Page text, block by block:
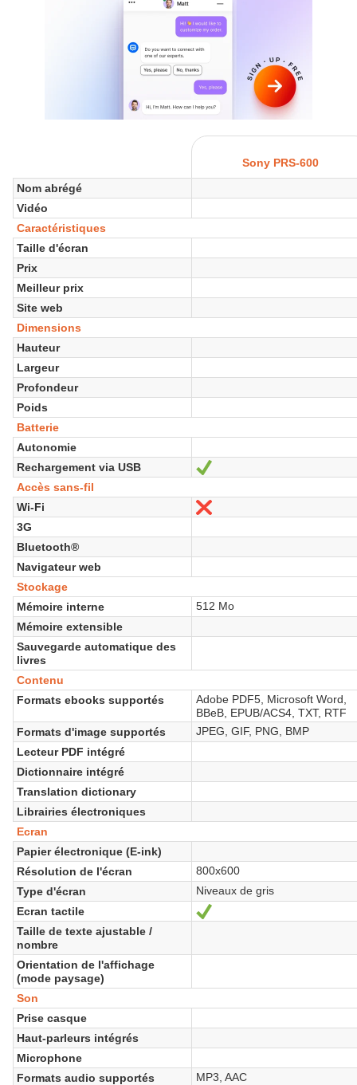
Sony PRS-600
Nom abrégé
Vidéo
Caractéristiques
Taille d'écran
Prix
Meilleur prix
Site web
Dimensions
Hauteur
Largeur
Profondeur
Poids
Batterie
Autonomie
Rechargement via USB
Accès sans-fil
Wi-Fi
Non
3G
Bluetooth®
Navigateur web
Stockage
Mémoire interne
512 Mo
Mémoire extensible
Sauvegarde automatique des
livres
Contenu
Formats ebooks supportés
Adobe PDF5, Microsoft Word,
BBeB, EPUB/ACS4, TXT, RTF
Formats d'image supportés
JPEG, GIF, PNG, BMP
Lecteur PDF intégré
Dictionnaire intégré
Translation dictionary
Librairies électroniques
Ecran
Papier électronique (E-ink)
Résolution de l'écran
800x600
Type d'écran
Niveaux de gris
Ecran tactile
Oui
Taille de texte ajustable /
nombre
Orientation de l'affichage
(mode paysage)
Son
Prise casque
Haut-parleurs intégrés
Microphone
Formats audio supportés
MP3, AAC